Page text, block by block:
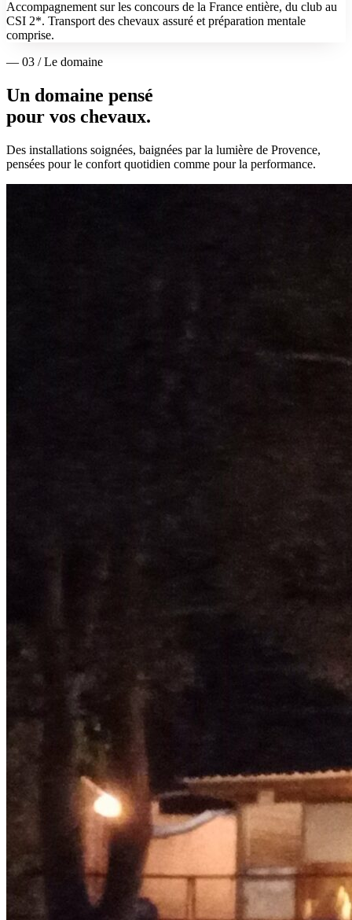
Accompagnement sur les concours de la France entière, du club au
CSI 2*. Transport des chevaux assuré et préparation mentale
comprise.
— 03 / Le domaine
Un domaine pensé
pour vos chevaux.
Des installations soignées, baignées par la lumière de Provence,
pensées pour le confort quotidien comme pour la performance.